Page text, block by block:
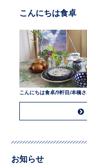
こんにちは食卓
お知らせ